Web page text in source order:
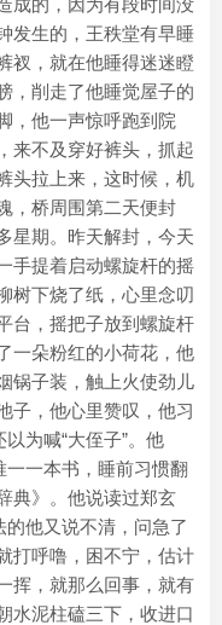
成的，因为有段时间没
发生的，王秩堂有早睡
衩，就在他睡得迷迷瞪
，削走了他睡觉屋子的
，他一声惊呼跑到院
来不及穿好裤头，抓起
头拉上来，这时候，机
，桥周围第二天便封
星期。昨天解封，今天
手提着启动螺旋杆的摇
树下烧了纸，心里念叨
台，摇把子放到螺旋杆
一朵粉红的小荷花，他
锅子装，触上火使劲儿
子，他心里赞叹，他习
为喊“大侄子”。他
一一本书，睡前习惯翻
典》。他说读过郑玄
的他又说不清，问急了
打呼噜，困不宁，估计
挥，就那么回事，就有
水泥柱磕三下，收进口